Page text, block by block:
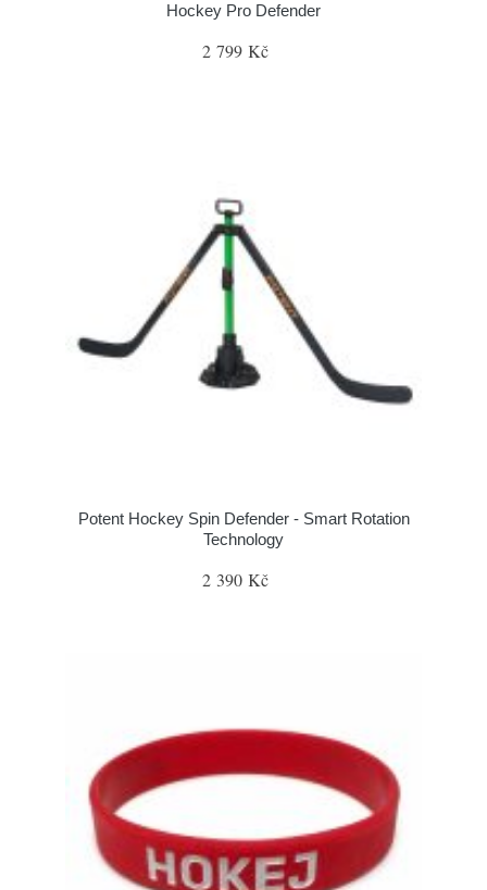
Hockey Pro Defender
2 799 Kč
Potent Hockey Spin Defender - Smart Rotation
Technology
2 390 Kč